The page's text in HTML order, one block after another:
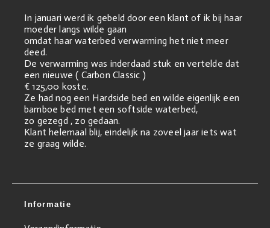
In januari werd ik gebeld door een klant of ik bij haar
moeder langs wilde gaan
omdat haar waterbed verwarming het niet meer
deed.
De verwarming was inderdaad stuk en vertelde dat
een nieuwe ( Carbon Classic )
€ 125,00 koste.
Ze had nog een Hardside bed en wilde eigenlijk een
bamboe bed met een softside waterbed,
zo gezegd , zo gedaan.
Klant helemaal blij, eindelijk na zoveel jaar iets wat
ze graag wilde.
Informatie